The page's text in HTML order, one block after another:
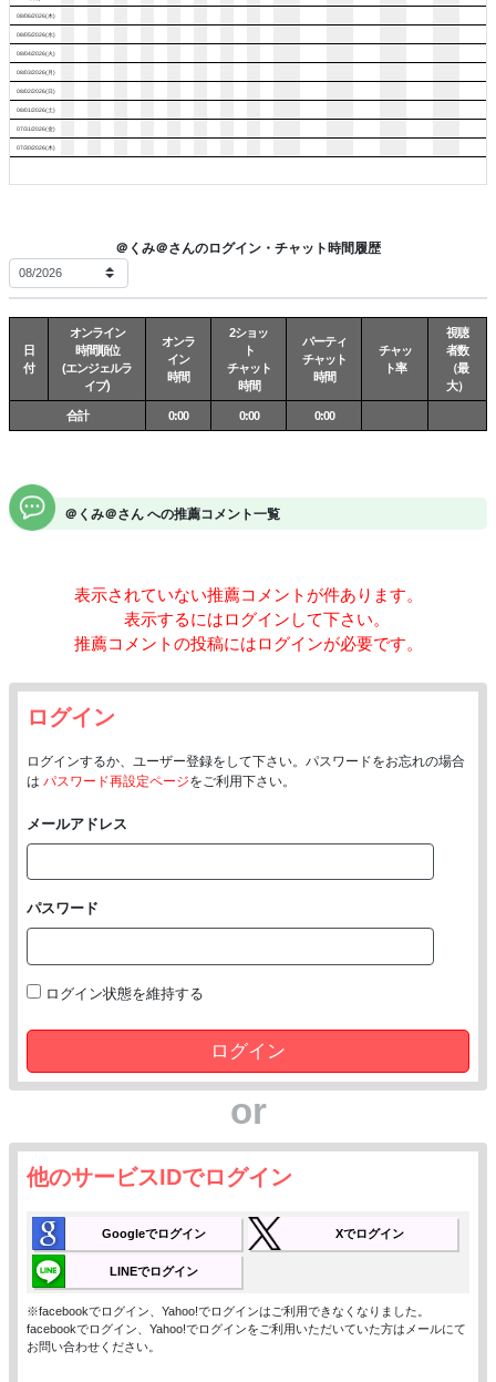
08/06/2026(木)
08/05/2026(水)
08/04/2026(火)
08/03/2026(月)
08/02/2026(日)
08/01/2026(土)
07/31/2026(金)
07/30/2026(木)
＠くみ＠さんのログイン・チャット時間履歴
日
付
オンライン
時間順位
(エンジェルラ
イブ)
オンラ
イン
時間
2ショッ
ト
チャット
時間
パーティ
チャット
時間
チャッ
ト率
視聴
者数
（最
大）
合計 0:00 0:00 0:00
＠くみ＠さん への推薦コメント一覧
表示されていない推薦コメントが件あります。
表示するにはログインして下さい。
推薦コメントの投稿にはログインが必要です。
ログイン
ログインするか、ユーザー登録をして下さい。パスワードをお忘れの場合
は パスワード再設定ページをご利用下さい。
メールアドレス
パスワード
ログイン状態を維持する
ログイン
or
他のサービスIDでログイン
Googleでログイン Xでログイン
LINEでログイン
※facebookでログイン、Yahoo!でログインはご利用できなくなりました。
facebookでログイン、Yahoo!でログインをご利用いただいていた方はメールにて
お問い合わせください。